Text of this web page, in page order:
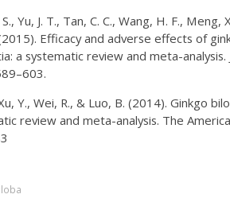
Yu, J. T., Tan, C. C., Wang, H. F., Meng,
Efficacy and adverse effects of
a systematic review and meta-analysis.
Y., Wei, R., & Luo, B. (2014). Ginkgo
review and meta-analysis. The